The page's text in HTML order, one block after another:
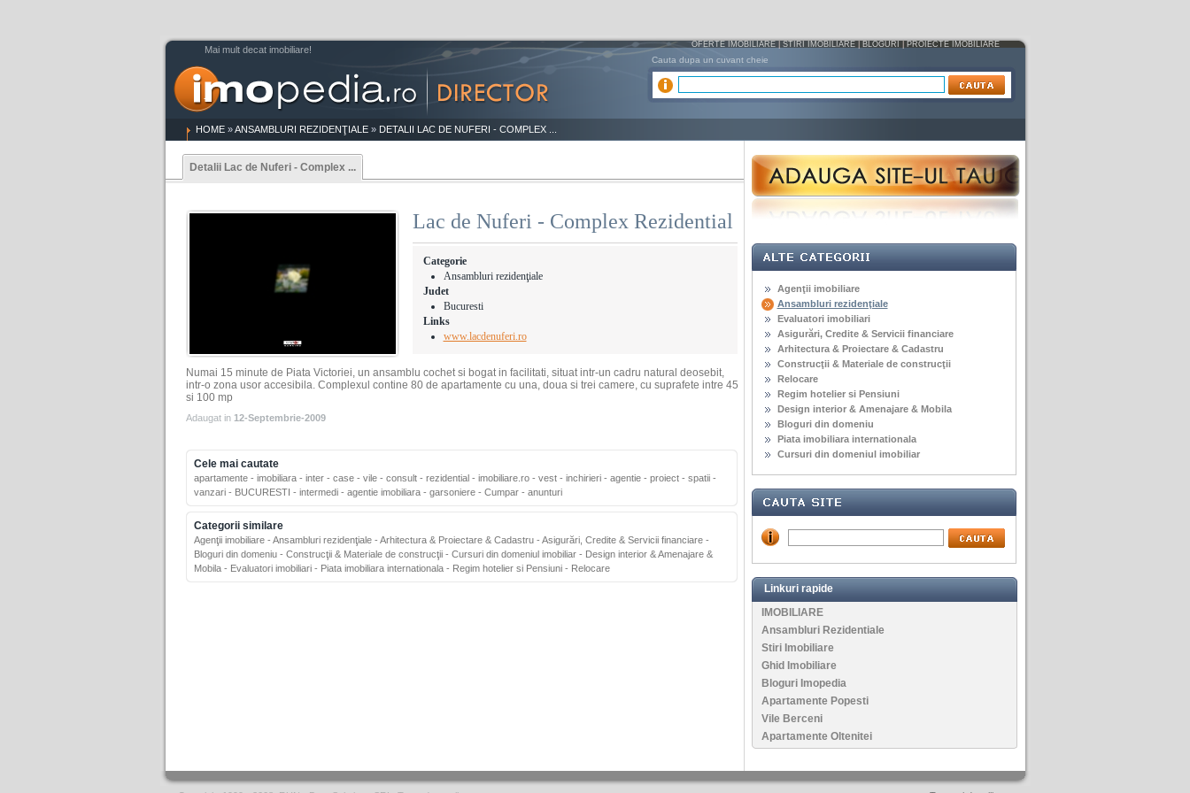
Mai mult decat imobiliare! OFERTE IMOBILIARE| STIRI IMOBILIARE| BLOGURI PROIECTE IMOBILIARE
Cauta dupa un cuvant cheie
HOME»ANSAMBLURI REZIDENŢIALE» DETALII LAC DE NUFERI - COMPLEX ...
Detalii Lac de Nuferi - Complex ...
Lac de Nuferi - Complex Rezidential
Categorie
Ansambluri rezidenţiale
Judet
Bucuresti
Links
www.lacdenuferi.ro
Numai 15 minute de Piata Victoriei, un ansamblu cochet si bogat in facilitati, situat intr-un cadru natural deosebit,
intr-o zona usor accesibila. Complexul contine 80 de apartamente cu una, doua si trei camere, cu suprafete intre 45
si 100 mp
Adaugat in 12-Septembrie-2009
Cele mai cautate
apartamente- imobiliara- inter- case- vile- consult- rezidential- imobiliare.ro- vest- inchirieri- agentie- proiect- spatii-
vanzari- BUCURESTI - intermedi- agentie imobiliara- garsoniere- Cumpar- anunturi
Categorii similare
Agenţii imobiliare- Ansambluri rezidenţiale- Arhitectura & Proiectare & Cadastru- Asigurări, Credite & Servicii financiare-
Bloguri din domeniu- Construcţii & Materiale de construcţii- Cursuri din domeniul imobiliar- Design interior & Amenajare &
Mobila- Evaluatori imobiliari- Piata imobiliara internationala- Regim hotelier si Pensiuni- Relocare
Agenţii imobiliare
Ansambluri rezidenţiale
Evaluatori imobiliari
Asigurări, Credite & Servicii financiare
Arhitectura & Proiectare & Cadastru
Construcţii & Materiale de construcţii
Relocare
Regim hotelier si Pensiuni
Design interior & Amenajare & Mobila
Bloguri din domeniu
Piata imobiliara internationala
Cursuri din domeniul imobiliar
Linkuri rapide
IMOBILIARE
Ansambluri Rezidentiale
Stiri Imobiliare
Ghid Imobiliare
Bloguri Imopedia
Apartamente Popesti
Vile Berceni
Apartamente Oltenitei